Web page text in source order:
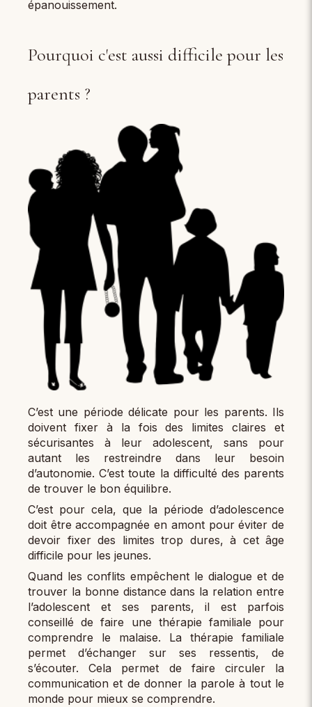
épanouissement.
Pourquoi c'est aussi difficile pour les
parents ?
C’est une période délicate pour les parents. Ils
doivent fixer à la fois des limites claires et
sécurisantes à leur adolescent, sans pour
autant les restreindre dans leur besoin
d’autonomie. C’est toute la difficulté des parents
de trouver le bon équilibre.
C’est pour cela, que la période d’adolescence
doit être accompagnée en amont pour éviter de
devoir fixer des limites trop dures, à cet âge
difficile pour les jeunes.
Quand les conflits empêchent le dialogue et de
trouver la bonne distance dans la relation entre
l’adolescent et ses parents, il est parfois
conseillé de faire une thérapie familiale pour
comprendre le malaise. La thérapie familiale
permet d’échanger sur ses ressentis, de
s’écouter. Cela permet de faire circuler la
communication et de donner la parole à tout le
monde pour mieux se comprendre.